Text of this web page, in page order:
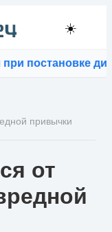
☀️
постановке
привычки
от